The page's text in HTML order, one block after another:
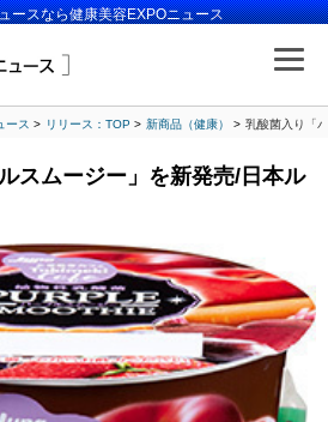
ースなら健康美容EXPOニュース
ース リリース：TOP 新商品（健康） 乳酸菌入り「
スムージー」を新発売/日本ル